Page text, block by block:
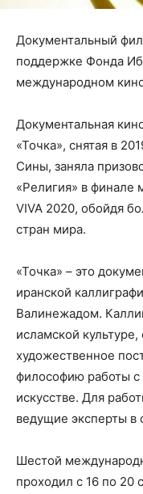
Документальный
поддержке Фонда
международном
Документальная
«Точка», снятая в
Сины, заняла
«Религия» в финале
VIVA 2020, обойдя
стран мира.
«Точка» – это
иранской
Валинежадом.
исламской
художественное
философию работы с
искусстве. Для
ведущие эксперты в
Шестой
проходил с 16 по 20